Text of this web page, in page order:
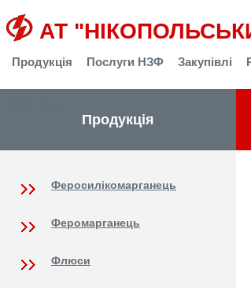
АТ
Продукція Послуги НЗФ Закупівлі
Продукція
Феросилікомарганець
Феромарганець
Флюси